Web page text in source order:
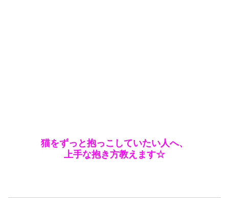
猫をずっと抱っこしていたい人へ、
上手な抱き方教えます☆